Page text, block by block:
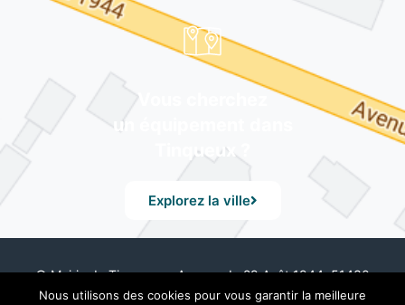
Vous cherchez
un équipement dans
Tinqueux ?
Explorez la ville
© Mairie de Tinqueux – Avenue du 29 Août 1944, 51430
Tinqueux – Tél. 03 26 08 23 45 – Mentions Légales – Design
Nous utilisons des cookies pour vous garantir la meilleure